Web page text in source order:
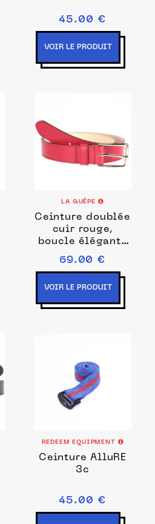
45.00 €
VOIR LE PRODUIT
LA GUÊPE
Ceinture doublée
cuir rouge,
boucle élégante
acier poli 5037
69.00 €
VOIR LE PRODUIT
REDEEM EQUIPMENT
Ceinture AlluRE
3c
45.00 €